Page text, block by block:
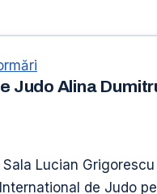
Judo Alina
Sala Lucian
de Judo